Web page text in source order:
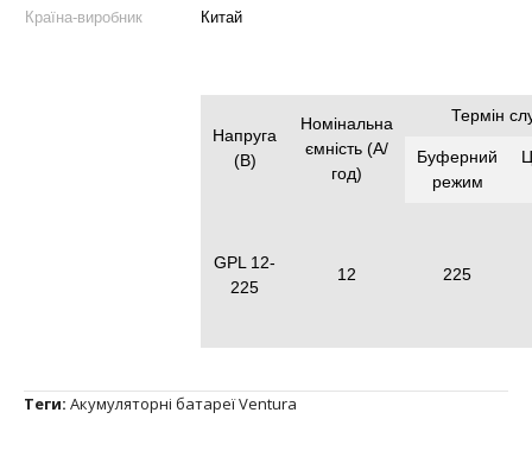
Країна-виробник Китай
Напруга
(В)
Номінальна
ємність (А/
год)
Термін
Буферний
режим
GPL 12-
225
12 225
Теги: Акумуляторні батареї Ventura